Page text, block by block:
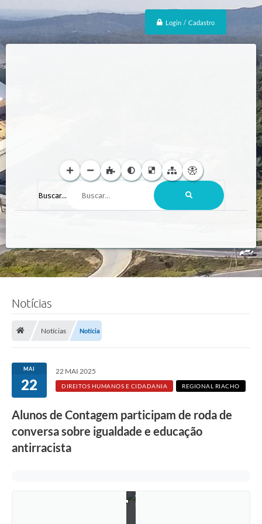
Login / Cadastro
Buscar...
Notícias
Notícias Notícia
MAI
22
22 MAI 2025
DIREITOS HUMANOS E CIDADANIA REGIONAL RIACHO
Alunos de Contagem participam de roda de
conversa sobre igualdade e educação
antirracista
o
s